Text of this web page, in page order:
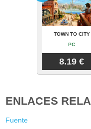
TOWN TO CITY
PC
8.19 €
ENLACES
Fuente